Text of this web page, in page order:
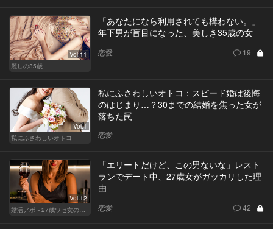
Vol.11
麗しの35歳
「あなたになら利用されても構わない。」
年下男が盲目になった、美しき35歳の女
恋愛 19
Vol.1
私にふさわしいオトコ
私にふさわしいオトコ：スピード婚は後悔
のはじまり…？30までの結婚を焦った女が
落ちた罠
恋愛
Vol.12
「エリートだけど、この男ないな」レスト
ランでデート中、27歳女がガッカリした理
由
恋愛 42